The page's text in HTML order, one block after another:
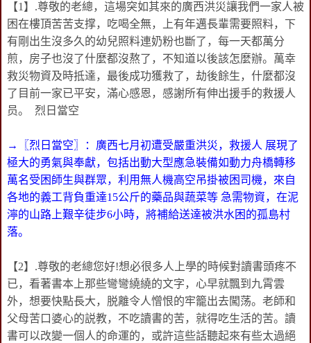
【1】.尊敬的老總，這場突如其來的廣西洪災讓我們一家人被
困在樓頂苦苦支撑，吃喝全無，上有年邁長輩需要照料，下
有剛出生沒多久的幼兒照料連奶粉也斷了，每一天都萬分
煎，房子也沒了什麼都沒熬了，不知道以後該怎麼辦。萬幸
救災物資及時抵達，最後成功獲救了，劫後餘生，什麼都沒
了目前一家已平安，滿心感恩，感謝所有伸出援手的救援人
员。 烈日當空
→〖烈日當空〗：廣西七月初遭受嚴重洪災，救援人 展現了
極大的勇氣與奉獻，包括出動大型應急裝備如動力舟橋轉移
萬名受困師生與群眾，利用無人機高空吊掛被困司機，來自
各地的義工背負重達15公斤的藥品與蔬菜等 急需物資，在泥
濘的山路上艱辛徒步6小時，將補給送達被洪水困的孤島村
落。
【2】.尊敬的老總您好!想必很多人上學的時候對讀書頭疼不
已，看著書本上那些彎彎繞繞的文字，心早就飄到九霄雲
外，想要快點長大，脱離令人憎恨的牢籠出去闖荡。老師和
父母苦口婆心的説教，不吃讀書的苦，就得吃生活的苦。讀
書可以改變一個人的命運的，或許這些話聽起來有些太過絕